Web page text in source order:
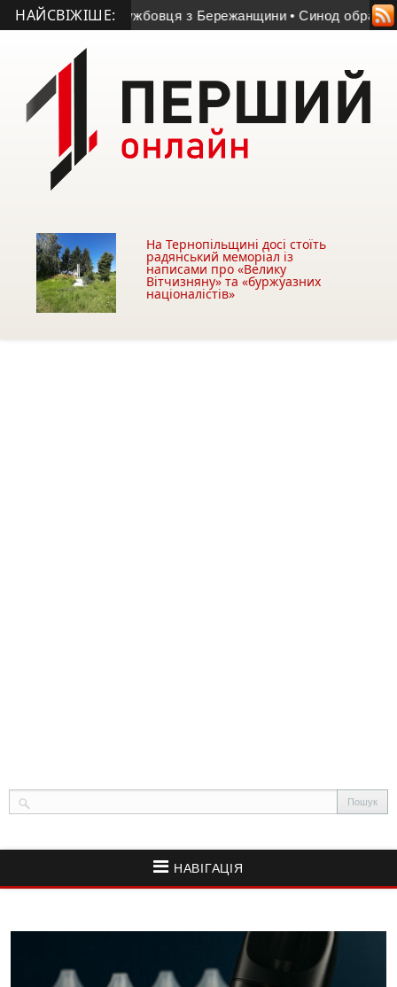
НАЙСВІЖІШЕ: з Бережанщини • Синод обрав
На Тернопільщині досі стоїть
радянський меморіал із
написами про «Велику
Вітчизняну» та «буржуазних
націоналістів»
НАВІГАЦІЯ